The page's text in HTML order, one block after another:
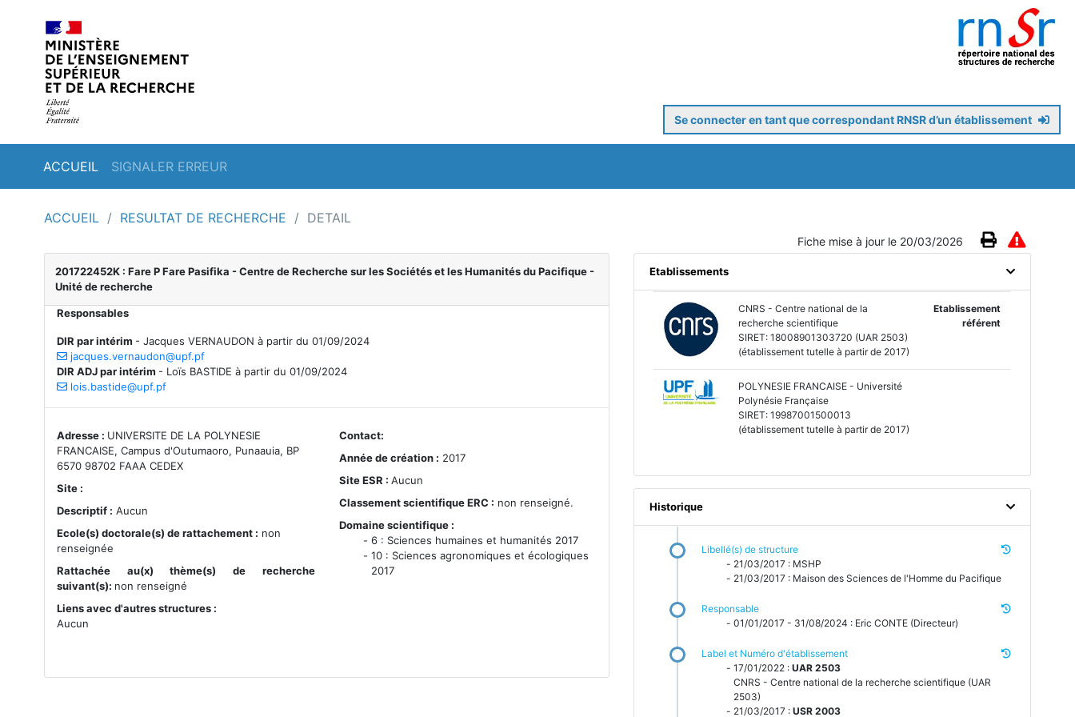
Se connecter en tant que correspondant RNSR d’un établissement
ACCUEIL SIGNALER ERREUR
ACCUEIL / RESULTAT DE RECHERCHE / DETAIL
Fiche mise à jour le 20/03/2026
201722452K : Fare P Fare Pasifika - Centre de Recherche sur les Sociétés et les Humanités du Pacifique-
Unité de recherche
Responsables
DIR par intérim - Jacques VERNAUDON à partir du 01/09/2024
jacques.vernaudon@upf.pf
DIR ADJ par intérim - Loïs BASTIDE à partir du 01/09/2024
lois.bastide@upf.pf
Adresse : UNIVERSITE DE LA POLYNESIE
FRANCAISE, Campus d'Outumaoro, Punaauia, BP
6570 98702 FAAA CEDEX
Site :
Descriptif : Aucun
Ecole(s) doctorale(s) de rattachement : non
renseignée
Rattachée au(x) thème(s) de recherche
suivant(s): non renseigné
Liens avec d'autres structures :
Aucun
Contact:
Année de création : 2017
Site ESR : Aucun
Classement scientifique ERC : non renseigné.
Domaine scientifique :
6 : Sciences humaines et humanités 2017
10 : Sciences agronomiques et écologiques
2017
Etablissements
CNRS - Centre national de la
recherche scientifique
SIRET: 18008901303720 (UAR 2503)
(établissement tutelle à partir de 2017)
Etablissement
référent
POLYNESIE FRANCAISE - Université
Polynésie Française
SIRET: 19987001500013
(établissement tutelle à partir de 2017)
Historique
Libellé(s) de structure
21/03/2017 : MSHP
21/03/2017 : Maison des Sciences de l'Homme du Pacifique
Responsable
01/01/2017 - 31/08/2024 : Eric CONTE (Directeur)
Label et Numéro d'établissement
17/01/2022 :UAR 2503
CNRS - Centre national de la recherche scientifique (UAR
2503)
21/03/2017 :USR 2003